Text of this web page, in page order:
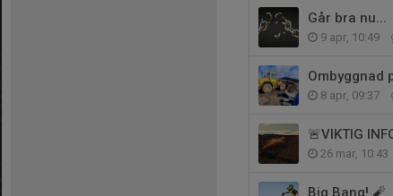
Går bra nu...
9 apr, 10:49
Ombyggnad
8 apr, 09:37
🚨VIKTIG
26 mar, 10:43